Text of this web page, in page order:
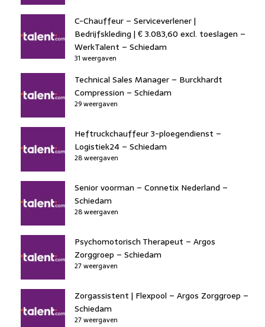
C-Chauffeur – Serviceverlener |
Bedrijfskleding | € 3.083,60 excl. toeslagen –
WerkTalent – Schiedam
31 weergaven
Technical Sales Manager – Burckhardt
Compression – Schiedam
29 weergaven
Heftruckchauffeur 3-ploegendienst –
Logistiek24 – Schiedam
28 weergaven
Senior voorman – Connetix Nederland –
Schiedam
28 weergaven
Psychomotorisch Therapeut – Argos
Zorggroep – Schiedam
27 weergaven
Zorgassistent | Flexpool – Argos Zorggroep –
Schiedam
27 weergaven